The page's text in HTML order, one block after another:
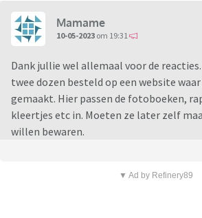
Mamame
10-05-2023 om 19:31
Dank jullie wel allemaal voor de
twee dozen besteld op een website
gemaakt. Hier passen de fotoboeken,
kleertjes etc in. Moeten ze later zelf
willen bewaren.
▼ Ad by Refinery89